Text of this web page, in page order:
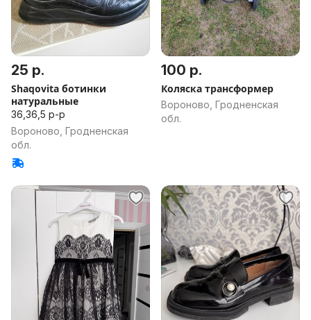
25 р.
Shaqovita ботинки
натуральные
36,36,5 р-р
Вороново, Гродненская
обл.
100 р.
Коляска трансформер
Вороново, Гродненская
обл.